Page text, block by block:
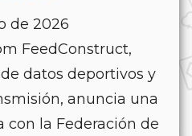
de 2026
FeedConstruct,
datos deportivos y
anuncia una
con la Federación de